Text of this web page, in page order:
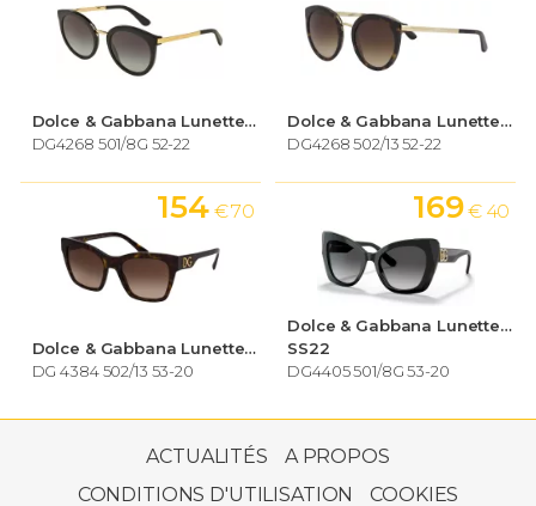
Dolce & Gabbana Lunettes de soleil Femme
DG4268 501/8G 52-22
Dolce & Gabbana Lunettes de soleil Femme
DG4268 502/13 52-22
Dolce & Gabbana Lunettes de soleil Femme
DG 4384 502/13 53-20
154 € 70
Dolce & Gabbana Lunettes de soleil Femme
SS22
DG4405 501/8G 53-20
169 € 40
ACTUALITÉS
A PROPOS
CONDITIONS D'UTILISATION
COOKIES